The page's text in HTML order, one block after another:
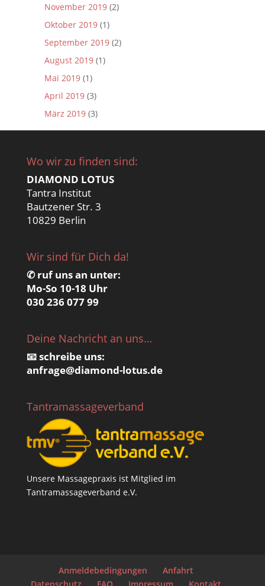
November 2019(2)
Oktober 2019(1)
September 2019(2)
August 2019(1)
Mai 2019(1)
April 2019(3)
März 2019(3)
Wo wir zu finden sind:
DIAMOND LOTUS
Tantra Institut
Bautzener Str. 3
10829 Berlin
Wir sind für Dich da!
✆ ruf uns an unter:
Mo-So 10-18 Uhr
030 236 077 99
Deine Nachricht an uns…
📧 schreibe uns:
anfrage@diamond-lotus.de
Tantramassageverband
Unsere Massagepraxis ist Mitglied im
Tantramassageverband e.V.
Anmeldebedingungen
Anfahrt